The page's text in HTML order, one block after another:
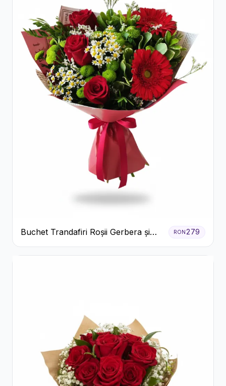
Buchet Trandafiri Roșii Gerbera și
Verdeață
RON279